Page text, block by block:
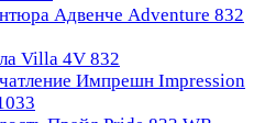
Адвенче Adventure 832
Villa 4V 832
Импрешн Impression